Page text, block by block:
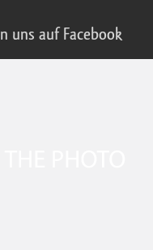
uns auf Facebook